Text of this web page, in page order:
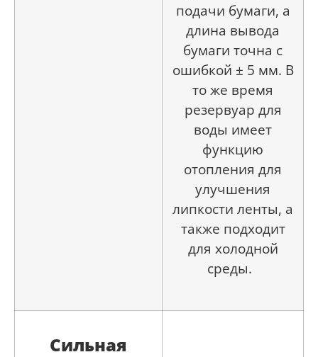
подачи бумаги, а
длина вывода
бумаги точна с
ошибкой ± 5 мм. В
то же время
резервуар для
воды имеет
функцию
отопления для
улучшения
липкости ленты, а
также подходит
для холодной
среды.
Сильная